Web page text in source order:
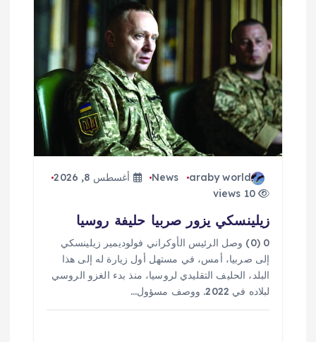
araby world
News
أغسطس 8, 2026
10 views
زيلينسكي يزور صربيا حليفة روسيا
0 (0) وصل الرئيس الأوكراني فولوديمير زيلينسكي
إلى صربيا، أمس، في مستهل أول زيارة له إلى هذا
البلد، الحليف التقليدي لروسيا، منذ بدء الغزو الروسي
لبلاده في 2022. ووصف مسؤول…